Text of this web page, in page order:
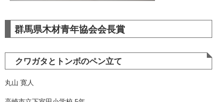
群馬県木材青年協会会長賞
クワガタとトンボのペン立て
丸山 寛人